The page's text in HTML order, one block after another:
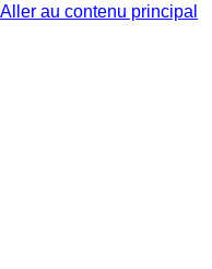
Aller au contenu principal